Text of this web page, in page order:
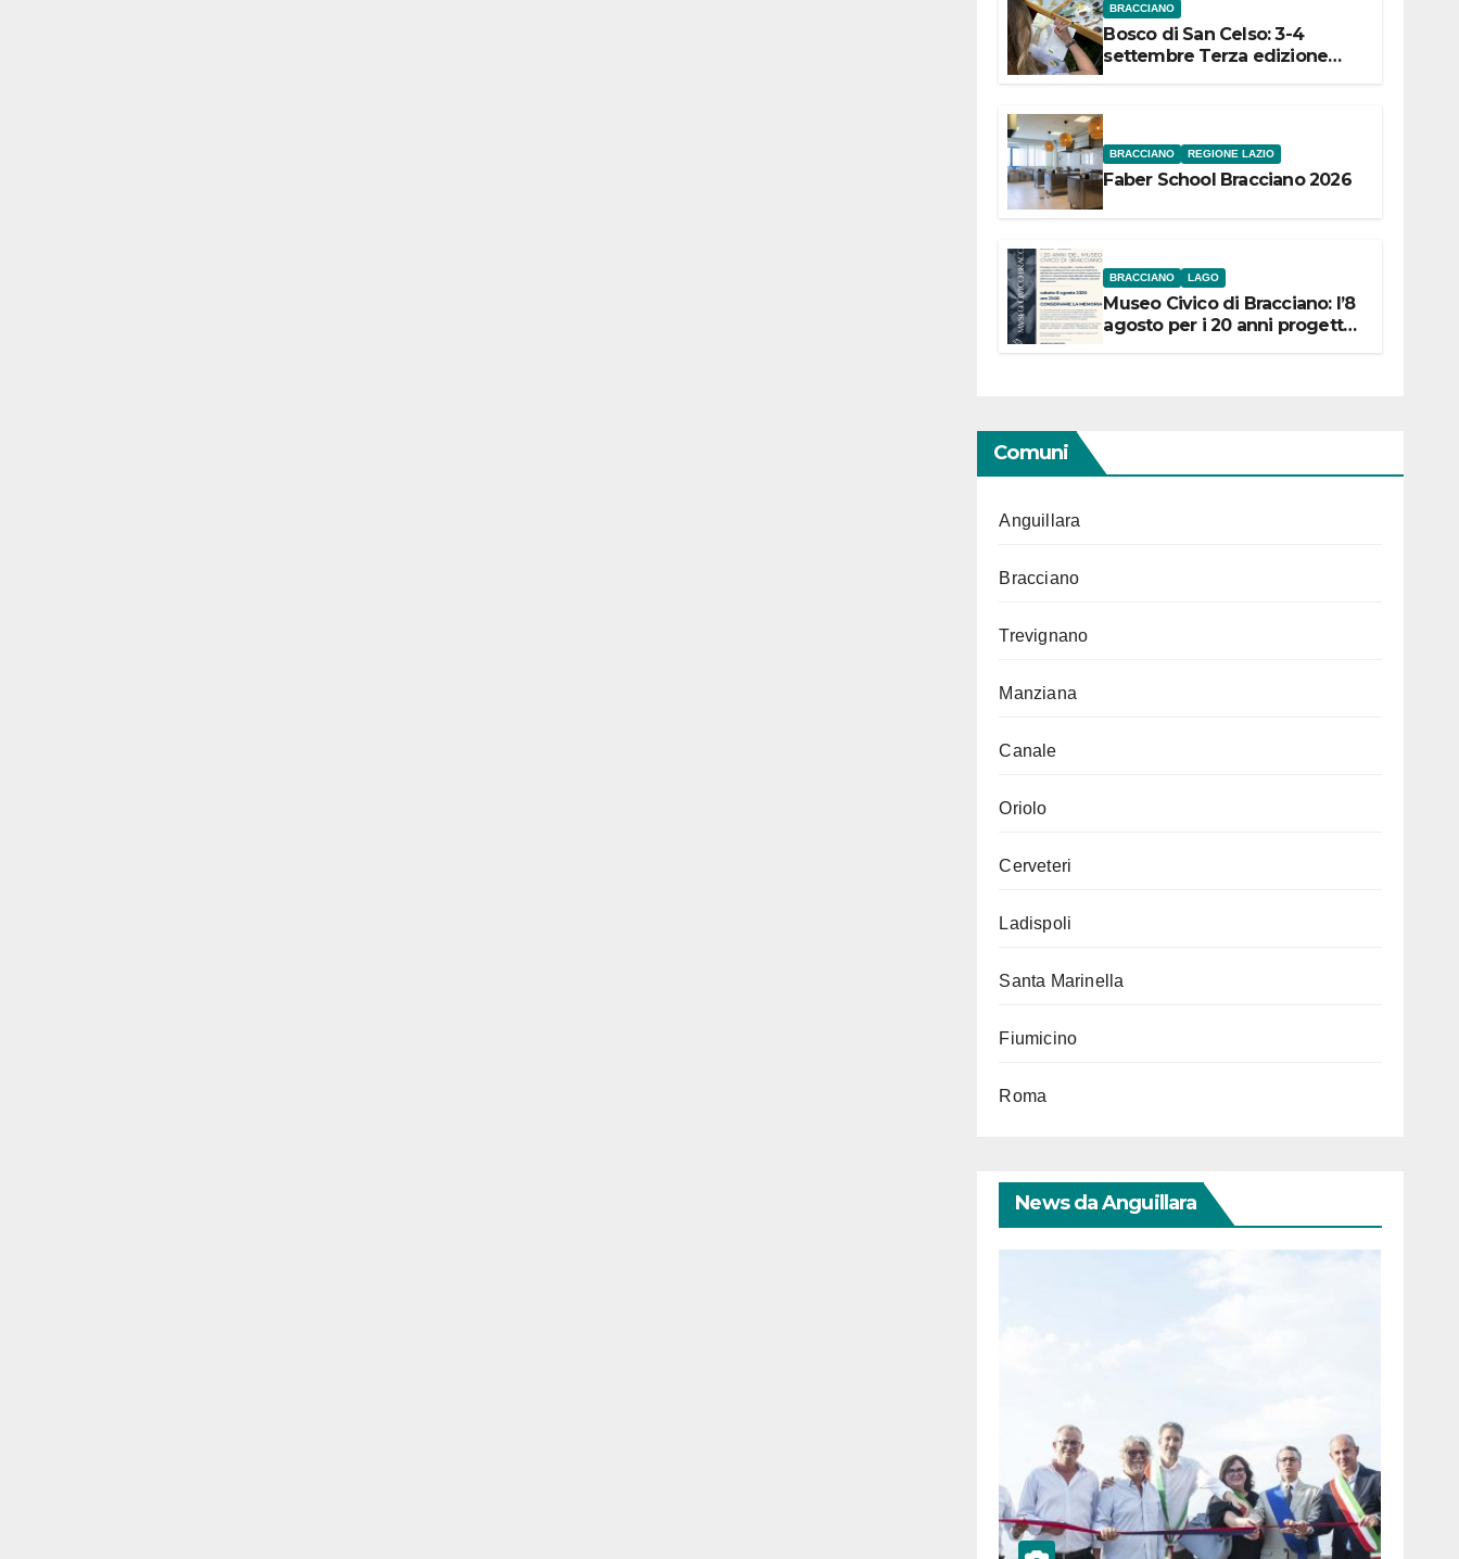
BRACCIANO
Bosco di San Celso: 3-4
settembre Terza edizione
BRACCIANO REGIONE LAZIO
Faber School Bracciano 2026
BRACCIANO LAGO
Museo Civico di Bracciano: l’8
agosto per i 20 anni progetto
Comuni
Anguillara
Bracciano
Trevignano
Manziana
Canale
Oriolo
Cerveteri
Ladispoli
Santa Marinella
Fiumicino
Roma
News da Anguillara